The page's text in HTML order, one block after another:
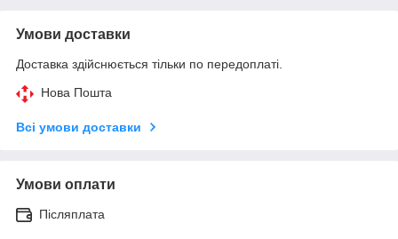
Умови доставки
Доставка здійснюється тільки по передоплаті.
Нова Пошта
Всі умови доставки
Умови оплати
Післяплата